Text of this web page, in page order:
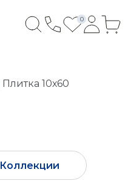
0
Плитка 10х60
Коллекции